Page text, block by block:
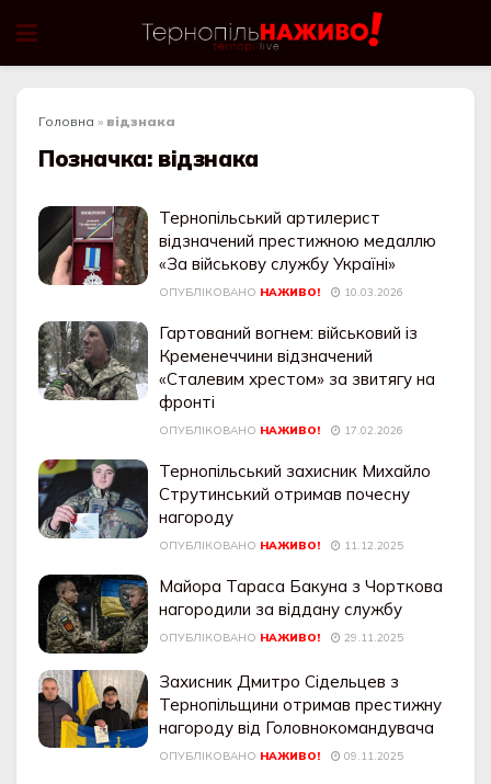
Головна » відзнака
Позначка: відзнака
Тернопільський артилерист
відзначений престижною медаллю
«За військову службу Україні»
ОПУБЛІКОВАНО НАЖИВО! 10.03.2026
Гартований вогнем: військовий із
Кременеччини відзначений
«Сталевим хрестом» за звитягу на
фронті
ОПУБЛІКОВАНО НАЖИВО! 17.02.2026
Тернопільський захисник Михайло
Струтинський отримав почесну
нагороду
ОПУБЛІКОВАНО НАЖИВО! 11.12.2025
Майора Тараса Бакуна з Чорткова
нагородили за віддану службу
ОПУБЛІКОВАНО НАЖИВО! 29.11.2025
Захисник Дмитро Сідельцев з
Тернопільщини отримав престижну
нагороду від Головнокомандувача
ОПУБЛІКОВАНО НАЖИВО! 09.11.2025